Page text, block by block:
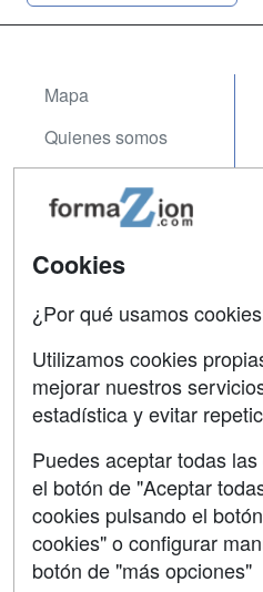
Mapa
Quienes somos
Acceso Usuarios
Acceso Centros
Contactar
Confidencialidad
Copyleft
Cookies
¿Por qué usamos
Utilizamos cookies
mejorar nuestros
estadística y evitar
Puedes aceptar todas
el botón de "Aceptar
cookies pulsando el
cookies" o configurar
botón de "más opciones"